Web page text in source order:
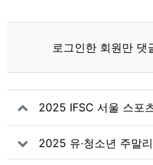
로그인한 회원만 댓
2025 IFSC 서울 스포
경기벽 설치 입찰 공고
2025 유·청소년 주말